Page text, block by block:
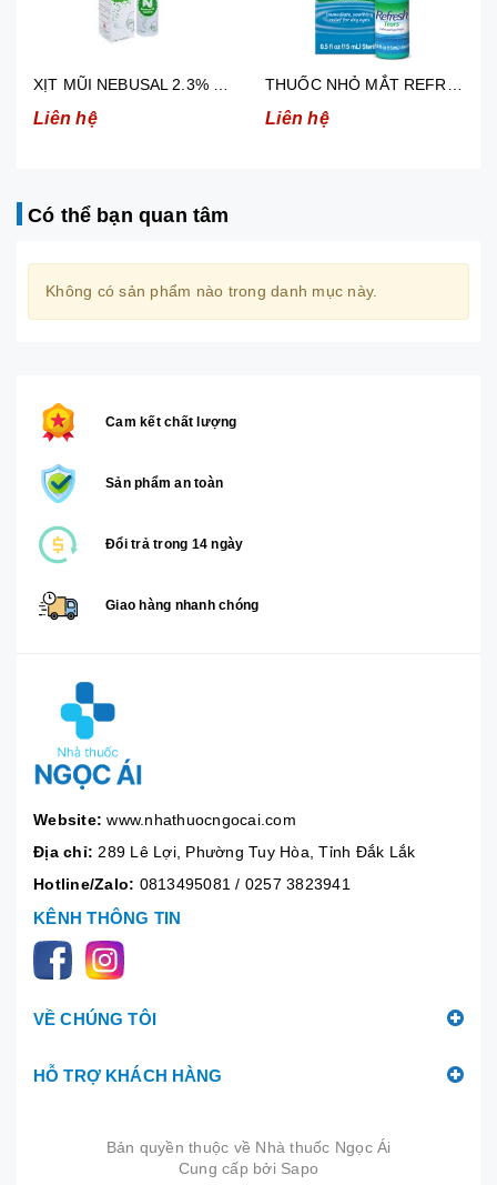
Liên hệ Liên hệ
Có thể bạn quan tâm
Không có sản phẩm nào trong danh mục này.
Cam kết chất lượng
Sản phẩm an toàn
Đổi trả trong 14 ngày
Giao hàng nhanh chóng
Website: www.nhathuocngocai.com
Địa chỉ: 289 Lê Lợi, Phường Tuy Hòa, Tỉnh Đắk Lắk
Hotline/Zalo: 0813495081/ 0257 3823941
KÊNH THÔNG TIN
VỀ CHÚNG TÔI
HỖ TRỢ KHÁCH HÀNG
Bản quyền thuộc về Nhà thuốc Ngọc Ái
|
Cung cấp bởi Sapo